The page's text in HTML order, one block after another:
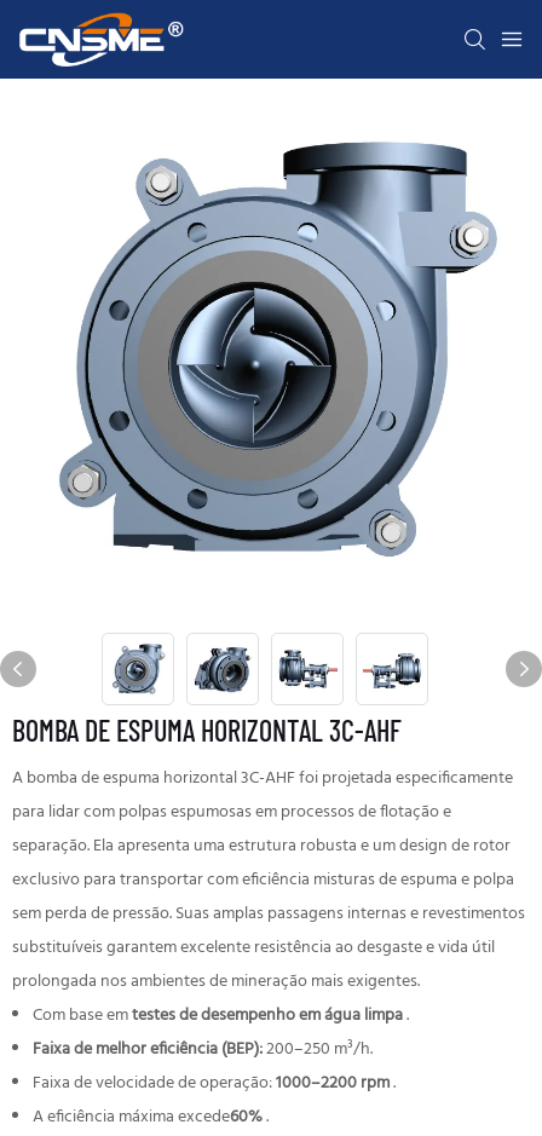
BOMBA DE ESPUMA HORIZONTAL 3C-AHF
A bomba de espuma horizontal 3C-AHF foi projetada especificamente
para lidar com polpas espumosas em processos de flotação e
separação. Ela apresenta uma estrutura robusta e um design de rotor
exclusivo para transportar com eficiência misturas de espuma e polpa
sem perda de pressão. Suas amplas passagens internas e revestimentos
substituíveis garantem excelente resistência ao desgaste e vida útil
prolongada nos ambientes de mineração mais exigentes.
Com base emtestes de desempenho em água limpa.
Faixa de melhor eficiência (BEP):200–250 m³/h.
Faixa de velocidade de operação:1000–2200 rpm.
A eficiência máxima excede60%.